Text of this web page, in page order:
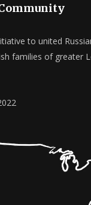
to united
families of greater